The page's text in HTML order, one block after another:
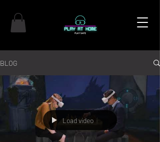
BLOG
Load video